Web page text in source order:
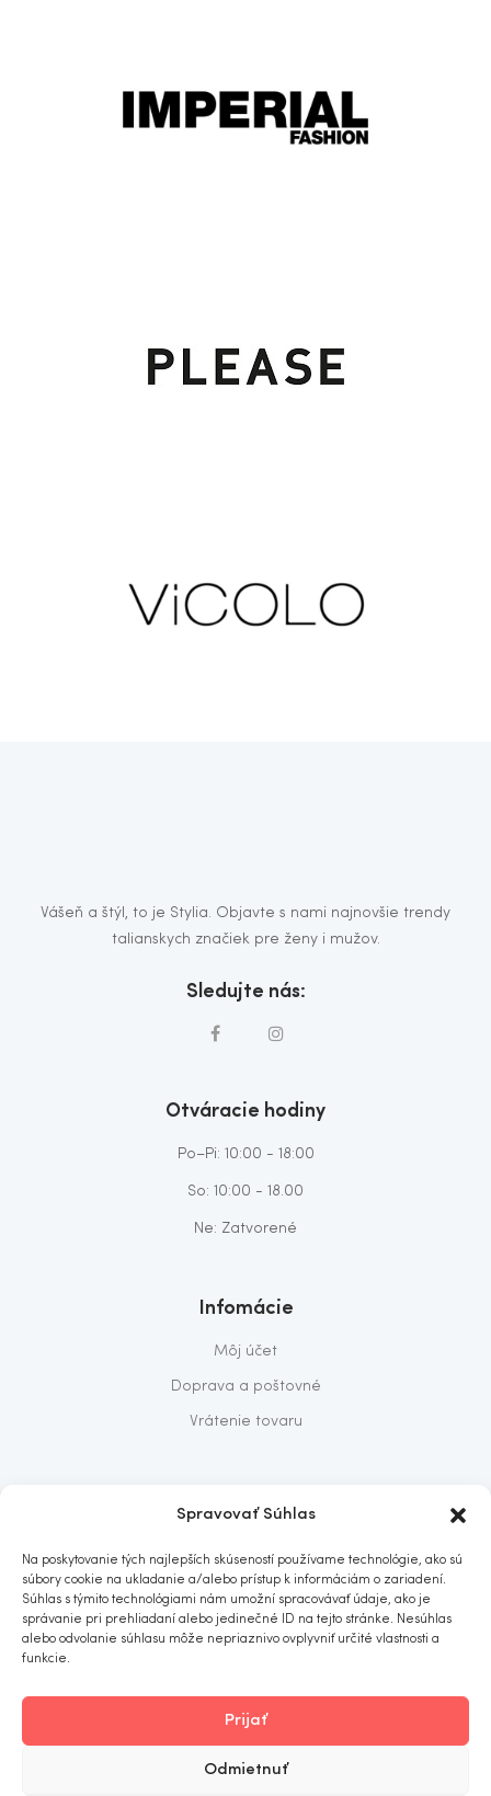
Spravovať Súhlas
Na poskytovanie tých najlepších skúseností používame technológie, ako sú
súbory cookie na ukladanie a/alebo prístup k informáciám o zariadení.
Súhlas s týmito technológiami nám umožní spracovávať údaje, ako je
správanie pri prehliadaní alebo jedinečné ID na tejto stránke. Nesúhlas
alebo odvolanie súhlasu môže nepriaznivo ovplyvniť určité vlastnosti a
funkcie.
Prijať
Odmietnuť
Vášeň a štýl, to je Stylia. Objavte s nami najnovšie trendy
talianskych značiek pre ženy i mužov.
Sledujte nás:
Otváracie hodiny
Po–Pi: 10:00 - 18:00
So: 10:00 - 18.00
Ne: Zatvorené
Infomácie
Môj účet
Doprava a poštovné
Vrátenie tovaru
Predajňa
Kontakt
ITOMNIA . All rights reserved.